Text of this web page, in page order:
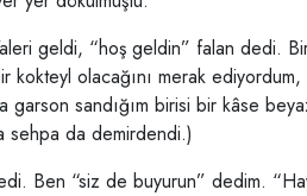
geldi, “hoş geldin” falan dedi.
kokteyl olacağını merak
garson sandığım birisi bir kâse
sehpa da demirdendi.)
Ben “siz de buyurun” dedim.